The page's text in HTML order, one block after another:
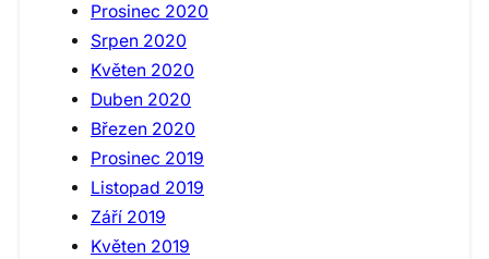
Prosinec 2020
Srpen 2020
Květen 2020
Duben 2020
Březen 2020
Prosinec 2019
Listopad 2019
Září 2019
Květen 2019